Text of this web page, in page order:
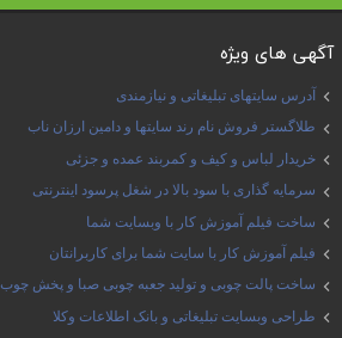
آگهی های ویژه
آدرس سایتهای تبلیغاتی و نیازمندی
طلاگستر فروش نام رند سایتها و دامین ارزان ناب
خریدار لباس و کیف و کمربند عمده و جزئی
سرمایه گذاری با سود بالا در شغل پرسود اینترنتی
ساخت فیلم آموزش کار با وبسایت شما
فیلم آموزش کار با سایت شما برای کاربرانتان
ساخت پالت چوبی و تولید جعبه چوبی صبا و پخش چوب
طراحی وبسایت تبلیغاتی و بانک اطلاعات وکلا